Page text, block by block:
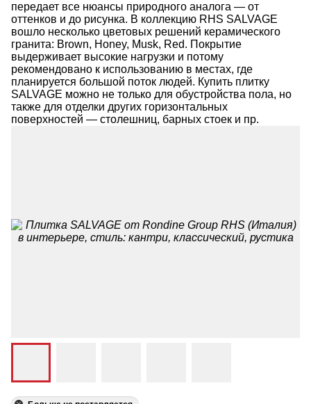
передает все нюансы природного аналога — от
оттенков и до рисунка. В коллекцию RHS SALVAGE
вошло несколько цветовых решений керамического
гранита: Brown, Honey, Musk, Red. Покрытие
выдерживает высокие нагрузки и потому
рекомендовано к использованию в местах, где
планируется большой поток людей. Купить плитку
SALVAGE можно не только для обустройства пола, но
также для отделки других горизонтальных
поверхностей — столешниц, барных стоек и пр.